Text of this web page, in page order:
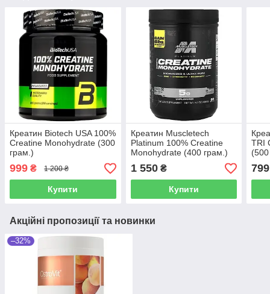
Креатин Biotech USA 100%
Creatine Monohydrate (300
грам.)
999 ₴ 1 200 ₴
Купити
Креатин Muscletech
Platinum 100% Creatine
Monohydrate (400 грам.)
1 550₴
Купити
TRI
799
Акційні пропозиції та новинки
–32%